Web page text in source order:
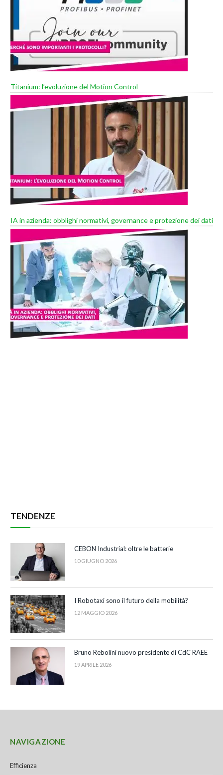
Titanium: l’evoluzione del Motion Control
IA in azienda: obblighi normativi, governance e protezione dei dati
TENDENZE
CEBON Industrial: oltre le batterie
10 GIUGNO 2026
I Robotaxi sono il futuro della mobilità?
12 MAGGIO 2026
Bruno Rebolini nuovo presidente di CdC RAEE
19 APRILE 2026
NAVIGAZIONE
Efficienza